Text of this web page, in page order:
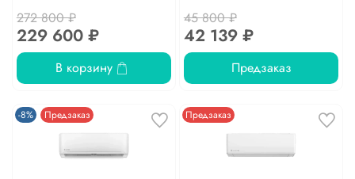
272 800 ₽
229 600 ₽
В корзину
45 800 ₽
42 139 ₽
Предзаказ
-8% Предзаказ Предзаказ